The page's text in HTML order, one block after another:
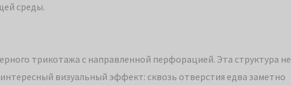
среды.
трикотажа с направленной перфорацией. Эта структура не
визуальный эффект: сквозь отверстия едва заметно